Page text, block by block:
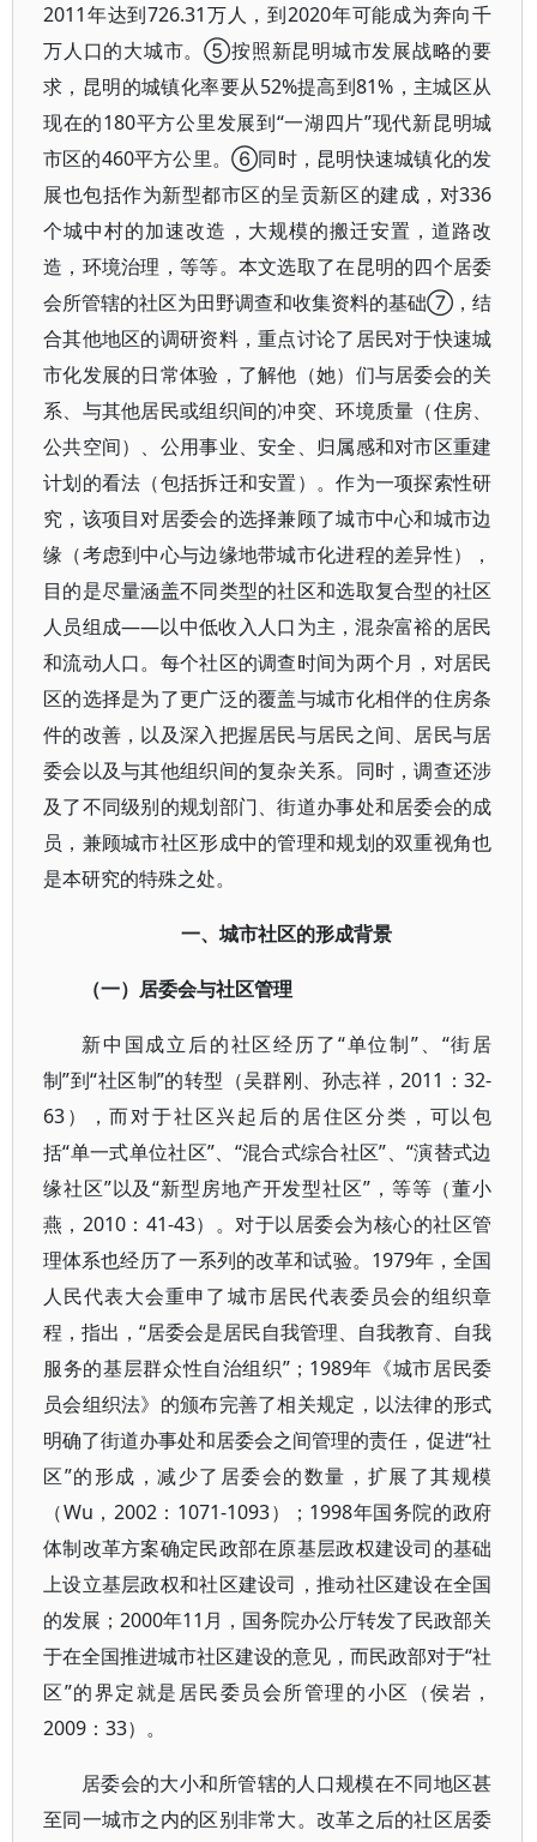
2011年达到726.31万人，到2020年可能成为奔向千
万人口的大城市。⑤按照新昆明城市发展战略的要
求，昆明的城镇化率要从52%提高到81%，主城区从
现在的180平方公里发展到“一湖四片”现代新昆明城
市区的460平方公里。⑥同时，昆明快速城镇化的发
展也包括作为新型都市区的呈贡新区的建成，对336
个城中村的加速改造，大规模的搬迁安置，道路改
造，环境治理，等等。本文选取了在昆明的四个居委
会所管辖的社区为田野调查和收集资料的基础⑦，结
合其他地区的调研资料，重点讨论了居民对于快速城
市化发展的日常体验，了解他（她）们与居委会的关
系、与其他居民或组织间的冲突、环境质量（住房、
公共空间）、公用事业、安全、归属感和对市区重建
计划的看法（包括拆迁和安置）。作为一项探索性研
究，该项目对居委会的选择兼顾了城市中心和城市边
缘（考虑到中心与边缘地带城市化进程的差异性），
目的是尽量涵盖不同类型的社区和选取复合型的社区
人员组成——以中低收入人口为主，混杂富裕的居民
和流动人口。每个社区的调查时间为两个月，对居民
区的选择是为了更广泛的覆盖与城市化相伴的住房条
件的改善，以及深入把握居民与居民之间、居民与居
委会以及与其他组织间的复杂关系。同时，调查还涉
及了不同级别的规划部门、街道办事处和居委会的成
员，兼顾城市社区形成中的管理和规划的双重视角也
是本研究的特殊之处。
一、城市社区的形成背景
（一）居委会与社区管理
新中国成立后的社区经历了“单位制”、“街居
制”到“社区制”的转型（吴群刚、孙志祥，2011：32-
63），而对于社区兴起后的居住区分类，可以包
括“单一式单位社区”、“混合式综合社区”、“演替式边
缘社区”以及“新型房地产开发型社区”，等等（董小
燕，2010：41-43）。对于以居委会为核心的社区管
理体系也经历了一系列的改革和试验。1979年，全国
人民代表大会重申了城市居民代表委员会的组织章
程，指出，“居委会是居民自我管理、自我教育、自我
服务的基层群众性自治组织”；1989年《城市居民委
员会组织法》的颁布完善了相关规定，以法律的形式
明确了街道办事处和居委会之间管理的责任，促进“社
区”的形成，减少了居委会的数量，扩展了其规模
（Wu，2002：1071-1093）；1998年国务院的政府
体制改革方案确定民政部在原基层政权建设司的基础
上设立基层政权和社区建设司，推动社区建设在全国
的发展；2000年11月，国务院办公厅转发了民政部关
于在全国推进城市社区建设的意见，而民政部对于“社
区”的界定就是居民委员会所管理的小区（侯岩，
2009：33）。
居委会的大小和所管辖的人口规模在不同地区甚
至同一城市之内的区别非常大。改革之后的社区居委